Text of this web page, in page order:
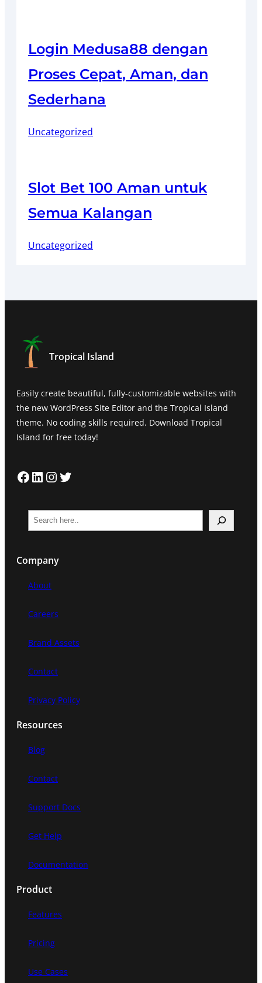
Login Medusa88 dengan
Proses Cepat, Aman, dan
Sederhana
Uncategorized
Slot Bet 100 Aman untuk
Semua Kalangan
Uncategorized
Tropical Island
Easily create beautiful, fully-customizable websites with
the new WordPress Site Editor and the Tropical Island
theme. No coding skills required. Download Tropical
Island for free today!
Facebook LinkedIn InstagramTwitter
e
r
c
Company
About
Careers
Brand Assets
Contact
Privacy Policy
Resources
Blog
Contact
Support Docs
Get Help
Documentation
Product
Features
Pricing
Use Cases